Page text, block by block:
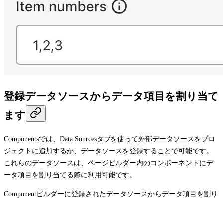
登録データソースからデータ項目を割り当て
ます
Componentsでは、 Data Sourcesタブを使って外部データソースをプロ
ジェクトに追加するか、データソースを登録することで可能です。
これらのデータソースは、ページビルダー内のコンポーネントにデ
ータ項目を割り当てる際に利用可能です。
Componentビルダーに登録されたデータソースからデータ項目を割り